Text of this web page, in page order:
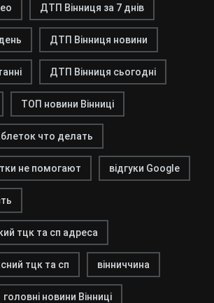
ДТП Вінниця за 7 днів
ДТП Вінниця новини
ДТП Вінниця сьогодні
ТОП новини Вінниці
что делать
не помогают відгуки Google
тцк та сп адреса
тцк та сп вінниччина
головні новини Вінниці